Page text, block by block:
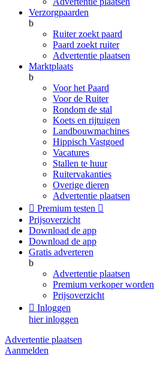
Verzorgpaarden
b
Ruiter zoekt paard
Paard zoekt ruiter
Advertentie plaatsen
Marktplaats
b
Voor het Paard
Voor de Ruiter
Rondom de stal
Koets en rijtuigen
Landbouwmachines
Hippisch Vastgoed
Vacatures
Stallen te huur
Ruitervakanties
Overige dieren
Advertentie plaatsen
 Premium testen 
Prijsoverzicht
Download de app
Download de app
Gratis adverteren
b
Advertentie plaatsen
Premium verkoper worden
Prijsoverzicht
 Inloggen
hier inloggen
Advertentie plaatsen
Aanmelden